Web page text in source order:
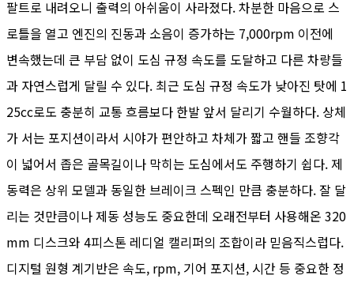
팔트로 내려오니 출력의 아쉬움이 사라졌다. 차분한 마음으로 스
로틀을 열고 엔진의 진동과 소음이 증가하는 7,000rpm 이전에
변속했는데 큰 부담 없이 도심 규정 속도를 도달하고 다른 차량들
과 자연스럽게 달릴 수 있다. 최근 도심 규정 속도가 낮아진 탓에 1
25cc로도 충분히 교통 흐름보다 한발 앞서 달리기 수월하다. 상체
가 서는 포지션이라서 시야가 편안하고 차체가 짧고 핸들 조향각
이 넓어서 좁은 골목길이나 막히는 도심에서도 주행하기 쉽다. 제
동력은 상위 모델과 동일한 브레이크 스펙인 만큼 충분하다. 잘 달
리는 것만큼이나 제동 성능도 중요한데 오래전부터 사용해온 320
mm 디스크와 4피스톤 레디얼 캘리퍼의 조합이라 믿음직스럽다.
디지털 원형 계기반은 속도, rpm, 기어 포지션, 시간 등 중요한 정